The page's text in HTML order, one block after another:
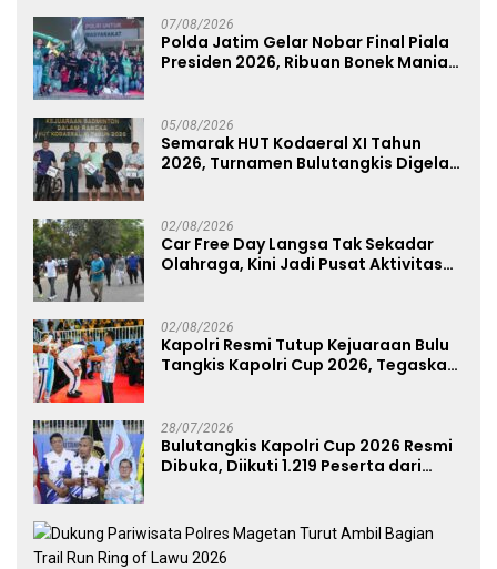
07/08/2026
Polda Jatim Gelar Nobar Final Piala
Presiden 2026, Ribuan Bonek Mania
05/08/2026
Semarak HUT Kodaeral XI Tahun
2026, Turnamen Bulutangkis Digelar
02/08/2026
Car Free Day Langsa Tak Sekadar
Olahraga, Kini Jadi Pusat Aktivitas
02/08/2026
Kapolri Resmi Tutup Kejuaraan Bulu
Tangkis Kapolri Cup 2026, Tegaskan
28/07/2026
Bulutangkis Kapolri Cup 2026 Resmi
Dibuka, Diikuti 1.219 Peserta dari